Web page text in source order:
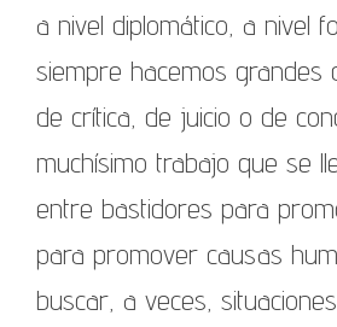
a nivel diplomático, a nivel
siempre hacemos grandes
de crítica, de juicio o de
muchísimo trabajo que se
entre bastidores para
para promover causas
buscar, a veces,